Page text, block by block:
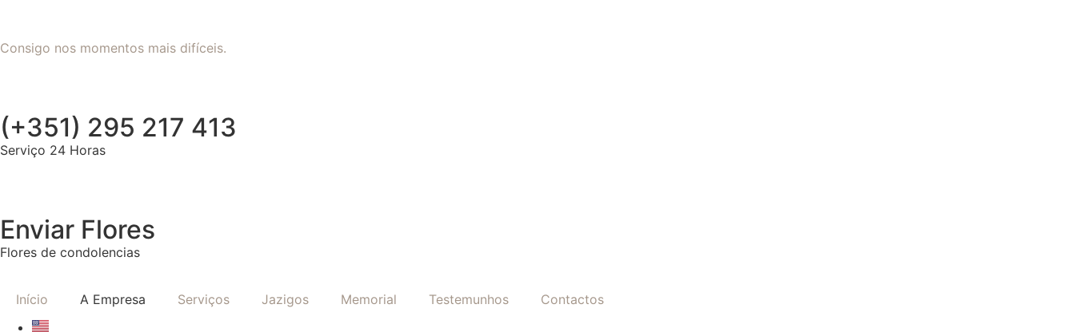
Consigo nos momentos mais difíceis.
(+351) 295 217 413
Serviço 24 Horas
Enviar Flores
Flores de condolencias
Início A Empresa Serviços Jazigos Memorial Testemunhos Contactos